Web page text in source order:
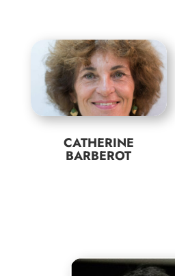
CATHERINE
BARBEROT